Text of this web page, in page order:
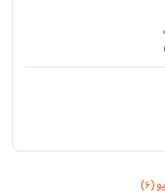
(6)